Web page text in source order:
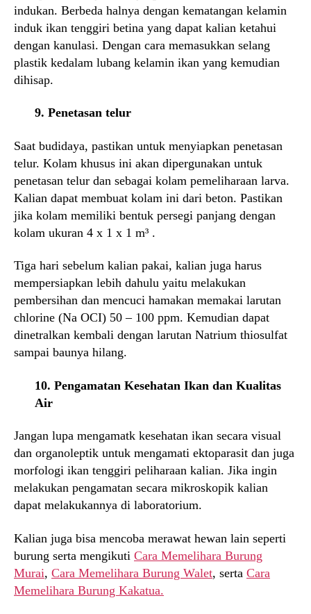
indukan. Berbeda halnya dengan kematangan kelamin
induk ikan tenggiri betina yang dapat kalian ketahui
dengan kanulasi. Dengan cara memasukkan selang
plastik kedalam lubang kelamin ikan yang kemudian
dihisap.
9. Penetasan telur
Saat budidaya, pastikan untuk menyiapkan penetasan
telur. Kolam khusus ini akan dipergunakan untuk
penetasan telur dan sebagai kolam pemeliharaan larva.
Kalian dapat membuat kolam ini dari beton. Pastikan
jika kolam memiliki bentuk persegi panjang dengan
kolam ukuran 4 x 1 x 1 m³ .
Tiga hari sebelum kalian pakai, kalian juga harus
mempersiapkan lebih dahulu yaitu melakukan
pembersihan dan mencuci hamakan memakai larutan
chlorine (Na OCI) 50 – 100 ppm. Kemudian dapat
dinetralkan kembali dengan larutan Natrium thiosulfat
sampai baunya hilang.
10. Pengamatan Kesehatan Ikan dan Kualitas
Air
Jangan lupa mengamatk kesehatan ikan secara visual
dan organoleptik untuk mengamati ektoparasit dan juga
morfologi ikan tenggiri peliharaan kalian. Jika ingin
melakukan pengamatan secara mikroskopik kalian
dapat melakukannya di laboratorium.
Kalian juga bisa mencoba merawat hewan lain seperti
burung serta mengikuti Cara Memelihara Burung
Murai, Cara Memelihara Burung Walet, serta Cara
Memelihara Burung Kakatua.